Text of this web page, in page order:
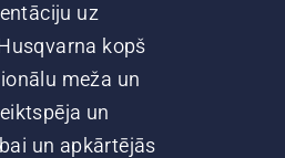
uz
kopš
meža un
un
un apkārtējās